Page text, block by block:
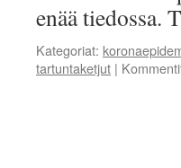
enää
Kategoriat:
tartuntaketjut |